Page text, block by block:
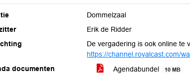
Dommelzaal
Erik de Ridder
De vergadering is ook online te
https://channel.royalcast.com/
documenten
Agendabundel 10 MB